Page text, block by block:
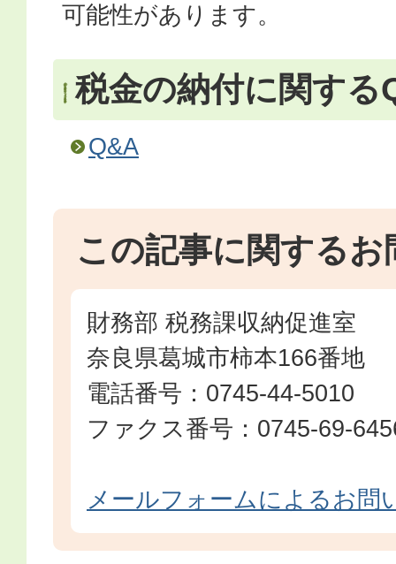
可能性があります。
税金の納付に関する
Q&A
この記事に関するお
財務部 税務課収納促進室
奈良県葛城市柿本166番地
電話番号：0745-44-5010
ファクス番号：0745-69-
メールフォームによるお問